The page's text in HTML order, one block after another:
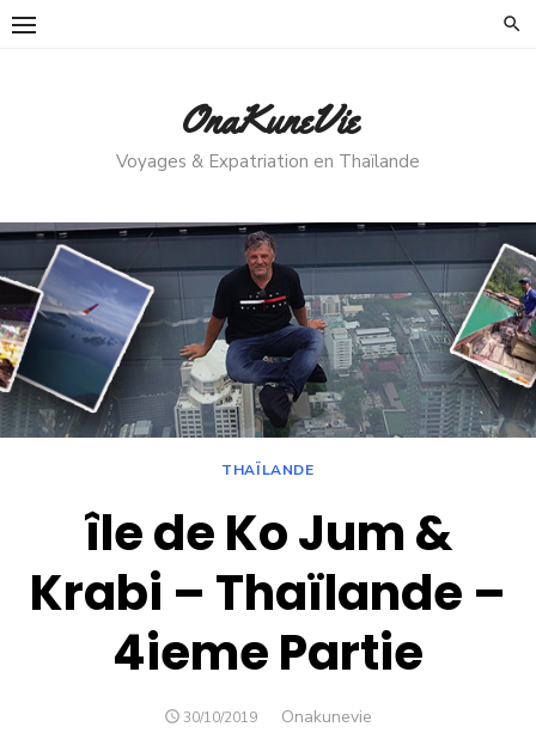
Skip
OnaKuneVie
Voyages & Expatriation en Thaïlande
THAÏLANDE
île de Ko Jum &
Krabi – Thaïlande –
4ieme Partie
POSTED
30/10/2019 Author
Onakunevie